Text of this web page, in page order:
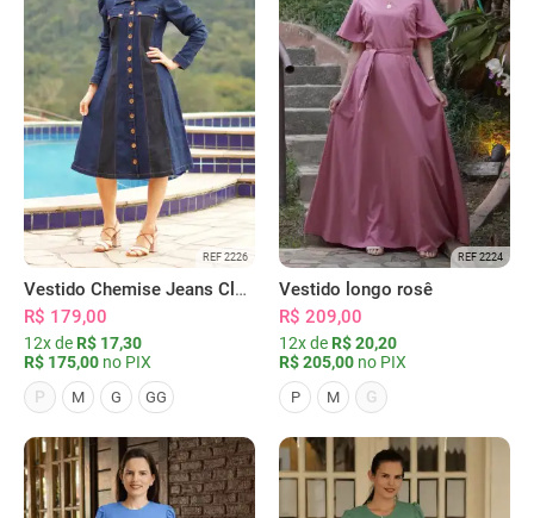
REF 2226
Vestido Chemise Jeans Clássica Serena
R$ 179,00
12x de R$ 17,30
R$ 175,00 no PIX
P
M G GG
REF 2224
Vestido longo rosê
R$ 209,00
12x de R$ 20,20
R$ 205,00 no PIX
P M G